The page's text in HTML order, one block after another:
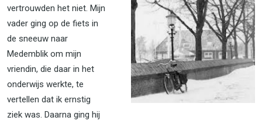
vertrouwden het niet. Mijn
vader ging op de fiets in
de sneeuw naar
Medemblik om mijn
vriendin, die daar in het
onderwijs werkte, te
vertellen dat ik ernstig
ziek was. Daarna ging hij